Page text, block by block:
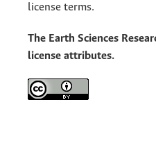
license terms.
The Earth Sciences
license attributes.